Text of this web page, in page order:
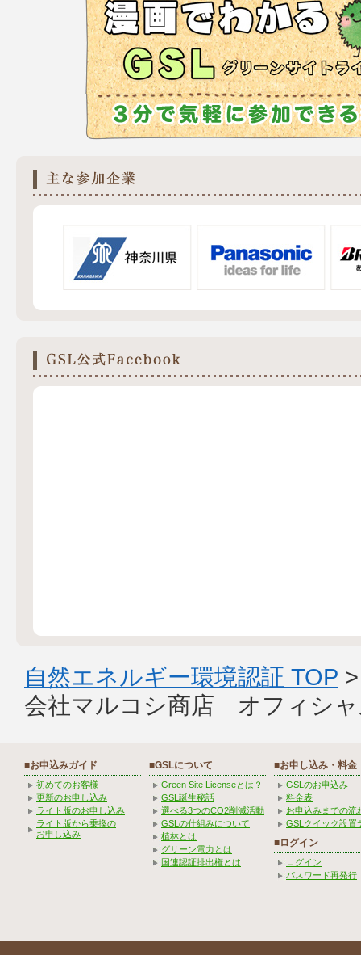
自然エネルギー環境認証 TOP
会社マルコシ商店 オフィシ
■お申込みガイド
初めてのお客様
更新のお申し込み
ライト版のお申し込み
ライト版から乗換の
お申し込み
■GSLについて
Green Site Licenseとは？
GSL誕生秘話
選べる3つのCO2削減活動
GSLの仕組みについて
植林とは
グリーン電力とは
国連認証排出権とは
■お申し込み・料金
GSLのお申込み
料金表
お申込みまでの流
GSLクイック設置
■ログイン
ログイン
パスワード再発行